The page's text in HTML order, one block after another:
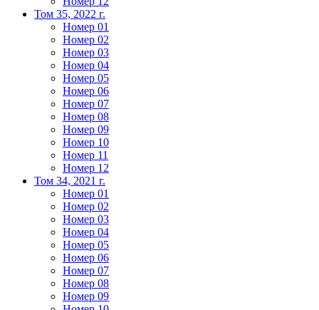
Том 35, 2022 г.
Номер 01
Номер 02
Номер 03
Номер 04
Номер 05
Номер 06
Номер 07
Номер 08
Номер 09
Номер 10
Номер 11
Номер 12
Том 34, 2021 г.
Номер 01
Номер 02
Номер 03
Номер 04
Номер 05
Номер 06
Номер 07
Номер 08
Номер 09